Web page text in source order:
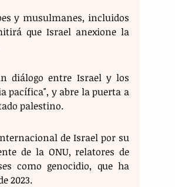
y musulmanes, incluidos
que Israel anexione la
diálogo entre Israel y los
pacífica", y abre la puerta a
palestino.
de Israel por su
de la ONU, relatores de
como genocidio, que ha
2023.